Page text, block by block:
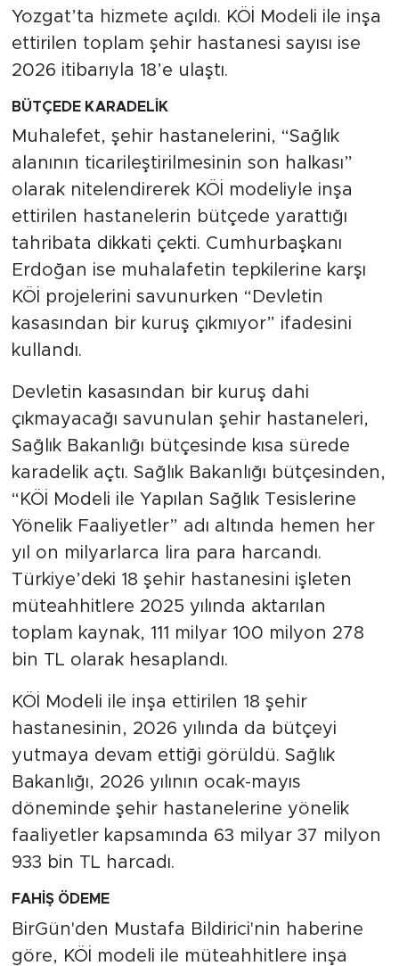
Yozgat’ta hizmete açıldı. KÖİ Modeli ile inşa
ettirilen toplam şehir hastanesi sayısı ise
2026 itibarıyla 18’e ulaştı.
BÜTÇEDE KARADELİK
Muhalefet, şehir hastanelerini, “Sağlık
alanının ticarileştirilmesinin son halkası”
olarak nitelendirerek KÖİ modeliyle inşa
ettirilen hastanelerin bütçede yarattığı
tahribata dikkati çekti. Cumhurbaşkanı
Erdoğan ise muhalafetin tepkilerine karşı
KÖİ projelerini savunurken “Devletin
kasasından bir kuruş çıkmıyor” ifadesini
kullandı.
Devletin kasasından bir kuruş dahi
çıkmayacağı savunulan şehir hastaneleri,
Sağlık Bakanlığı bütçesinde kısa sürede
karadelik açtı. Sağlık Bakanlığı bütçesinden,
“KÖİ Modeli ile Yapılan Sağlık Tesislerine
Yönelik Faaliyetler” adı altında hemen her
yıl on milyarlarca lira para harcandı.
Türkiye’deki 18 şehir hastanesini işleten
müteahhitlere 2025 yılında aktarılan
toplam kaynak, 111 milyar 100 milyon 278
bin TL olarak hesaplandı.
KÖİ Modeli ile inşa ettirilen 18 şehir
hastanesinin, 2026 yılında da bütçeyi
yutmaya devam ettiği görüldü. Sağlık
Bakanlığı, 2026 yılının ocak-mayıs
döneminde şehir hastanelerine yönelik
faaliyetler kapsamında 63 milyar 37 milyon
933 bin TL harcadı.
FAHİŞ ÖDEME
BirGün'den Mustafa Bildirici'nin haberine
göre, KÖİ modeli ile müteahhitlere inşa
TARİH
KADIN
SAĞLIK
SİYASET
FOTO GALERİ
VİDEOLAR
ALINTI YAZARLAR
SOSYAL MEDYA